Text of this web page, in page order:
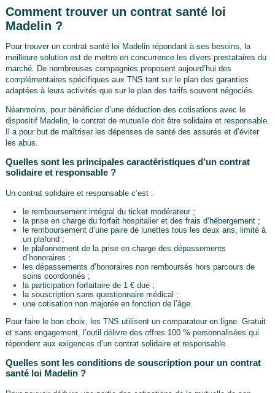
Comment trouver un contrat santé loi
Madelin ?
Pour trouver un contrat santé loi Madelin répondant à ses besoins, la
meilleure solution est de mettre en concurrence les divers prestataires du
marché. De nombreuses compagnies proposent aujourd’hui des
complémentaires spécifiques aux TNS tant sur le plan des garanties
adaptées à leurs activités que sur le plan des tarifs souvent négociés.
Néanmoins, pour bénéficier d’une déduction des cotisations avec le
dispositif Madelin, le contrat de mutuelle doit être solidaire et responsable.
Il a pour but de maîtriser les dépenses de santé des assurés et d’éviter
les abus.
Quelles sont les principales caractéristiques d’un contrat
solidaire et responsable ?
Un contrat solidaire et responsable c’est :
le remboursement intégral du ticket modérateur ;
la prise en charge du forfait hospitalier et des frais d’hébergement ;
le remboursement d’une paire de lunettes tous les deux ans, limité à
un plafond ;
le plafonnement de la prise en charge des dépassements
d’honoraires ;
les dépassements d’honoraires non remboursés hors parcours de
soins coordonnés ;
la participation forfaitaire de 1 € due ;
la souscription sans questionnaire médical ;
une cotisation non majorée en fonction de l’âge.
Pour faire le bon choix, les TNS utilisent un comparateur en ligne. Gratuit
et sans engagement, l’outil délivre des offres 100 % personnalisées qui
répondent aux exigences d’un contrat solidaire et responsable.
Quelles sont les conditions de souscription pour un contrat
santé loi Madelin ?